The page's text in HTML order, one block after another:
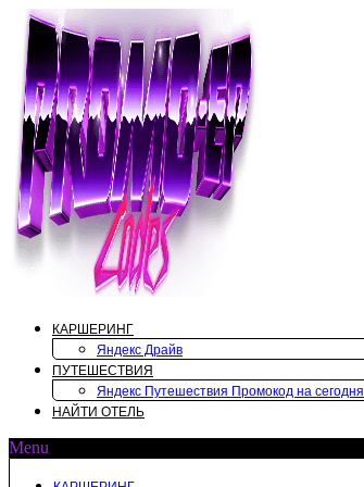
Перейти
содержимому
КАРШЕРИНГ
Яндекс Драйв
ПУТЕШЕСТВИЯ
Яндекс Путешествия Промокод на сегодня
НАЙТИ ОТЕЛЬ
Menu